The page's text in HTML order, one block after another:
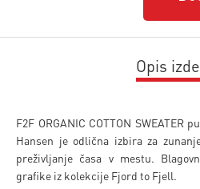
Opis
F2F ORGANIC COTTON SWEATER
Hansen je odlična izbira za
preživljanje časa v mestu.
grafike iz kolekcije Fjord to Fjell.